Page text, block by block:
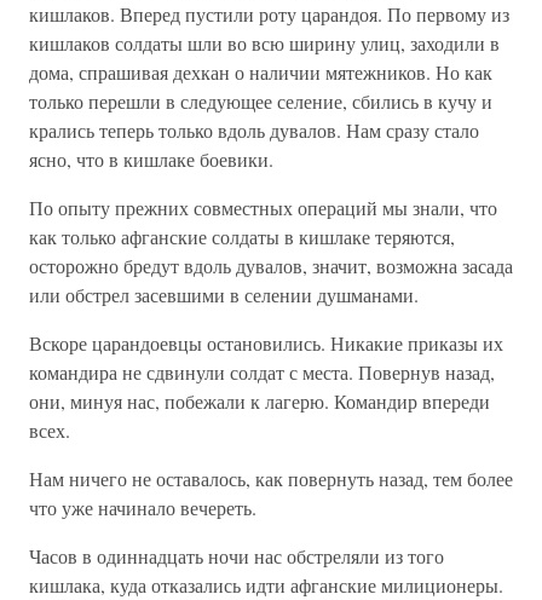
кишлаков. Вперед пустили роту царандоя. По первому из
кишлаков солдаты шли во всю ширину улиц, заходили в
дома, спрашивая дехкан о наличии мятежников. Но как
только перешли в следующее селение, сбились в кучу и
крались теперь только вдоль дувалов. Нам сразу стало
ясно, что в кишлаке боевики.
По опыту прежних совместных операций мы знали, что
как только афганские солдаты в кишлаке теряются,
осторожно бредут вдоль дувалов, значит, возможна засада
или обстрел засевшими в селении душманами.
Вскоре царандоевцы остановились. Никакие приказы их
командира не сдвинули солдат с места. Повернув назад,
они, минуя нас, побежали к лагерю. Командир впереди
всех.
Нам ничего не оставалось, как повернуть назад, тем более
что уже начинало вечереть.
Часов в одиннадцать ночи нас обстреляли из того
кишлака, куда отказались идти афганские милиционеры.